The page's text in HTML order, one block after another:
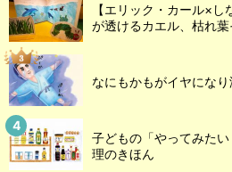
【エリック・カール×
が透けるカエル、枯れ
なにもかもがイヤにな
子どもの「やってみた
理のきほん